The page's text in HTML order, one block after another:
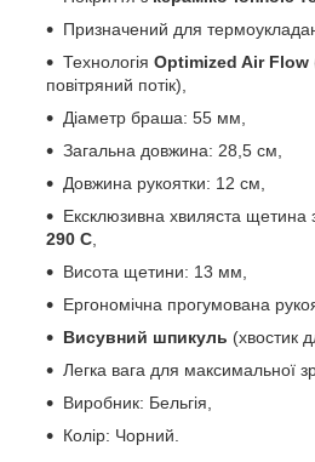
Призначений для
Технологія Optimized Air Flow
повітряний потік),
Діаметр браша: 55 мм,
Загальна довжина: 28,5 см,
Довжина рукоятки: 12 см,
Ексклюзивна хвиляста щетина
290 С
Висота щетини: 13 мм,
Ергономічна прогумована
Висувний шпикуль (хвостик
Легка вага для максимальної
Виробник: Бельгія,
Колір: Чорний.